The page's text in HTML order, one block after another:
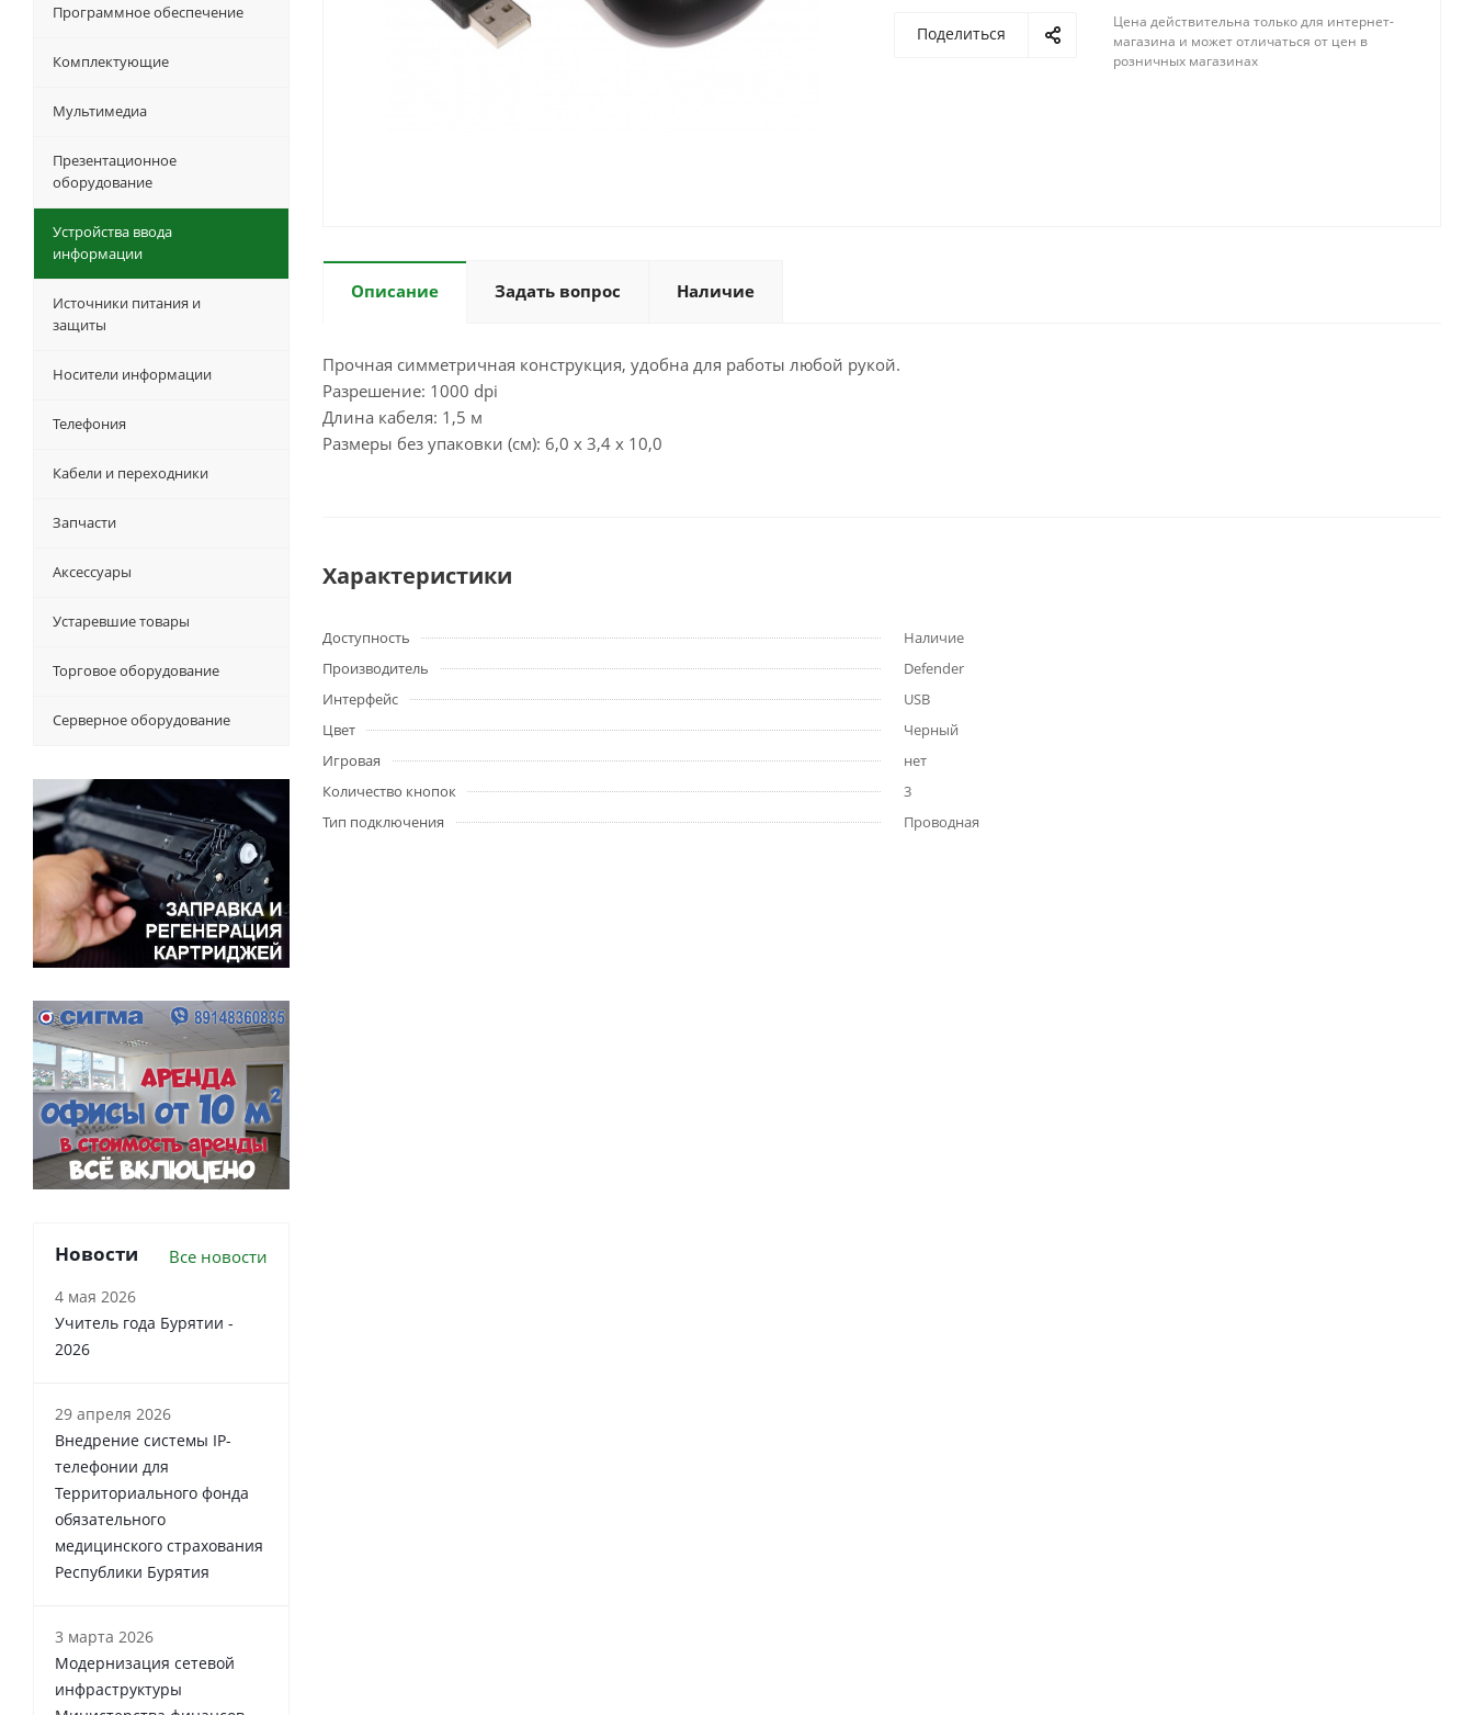
Поделиться
Цена действительна только для интернет-
магазина и может отличаться от цен в
розничных магазинах
Описание Задать вопрос Наличие
Прочная симметричная конструкция, удобна для работы любой рукой.
Разрешение: 1000 dpi
Длина кабеля: 1,5 м
Размеры без упаковки (см): 6,0 x 3,4 x 10,0
Характеристики
Доступность
Наличие
Производитель
Defender
Интерфейс
USB
Цвет
Черный
Игровая
нет
Количество кнопок
3
Тип подключения
Проводная
Программное обеспечение
Комплектующие
Мультимедиа
Презентационное
оборудование
Устройства ввода
информации
Источники питания и
защиты
Носители информации
Телефония
Кабели и переходники
Запчасти
Аксессуары
Устаревшие товары
Торговое оборудование
Серверное оборудование
Новости Все новости
4 мая 2026
Учитель года Бурятии -
2026
29 апреля 2026
Внедрение системы IP-
телефонии для
Территориального фонда
обязательного
медицинского страхования
Республики Бурятия
3 марта 2026
Модернизация сетевой
инфраструктуры